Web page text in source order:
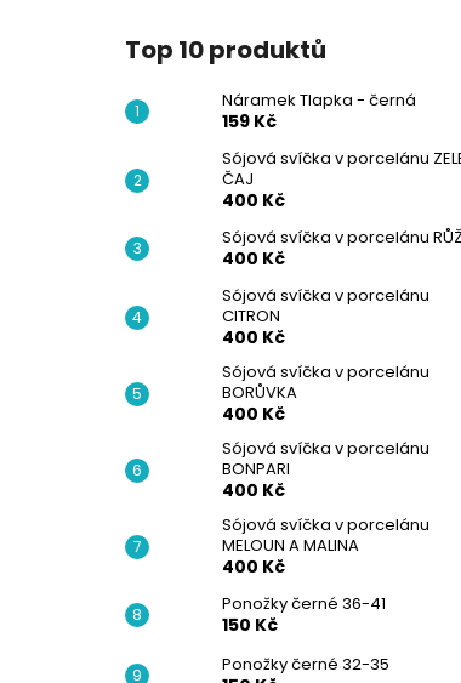
Top 10 produktů
Náramek Tlapka - černá
159 Kč
Sójová svíčka v porcelánu
ČAJ
400 Kč
Sójová svíčka v porcelánu
400 Kč
Sójová svíčka v porcelánu
CITRON
400 Kč
Sójová svíčka v porcelánu
BORŮVKA
400 Kč
Sójová svíčka v porcelánu
BONPARI
400 Kč
Sójová svíčka v porcelánu
MELOUN A MALINA
400 Kč
Ponožky černé 36-41
150 Kč
Ponožky černé 32-35